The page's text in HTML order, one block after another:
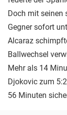
Doch mit seinen
Gegner sofort
Alcaraz
Ballwechsel
Mehr als 14
Djokovic zum
56 Minuten